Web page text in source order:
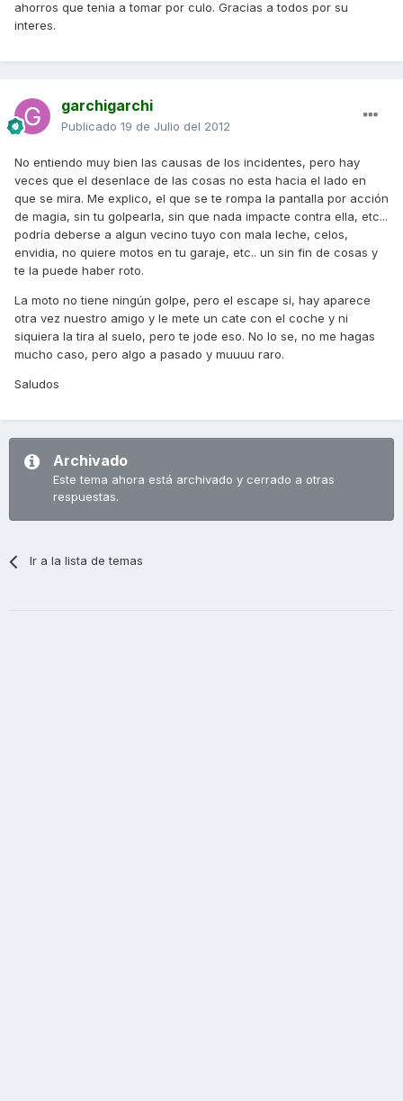
ahorros que tenia a tomar por culo. Gracias a todos por su
interes.
garchigarchi
Publicado 19 de Julio del 2012
No entiendo muy bien las causas de los incidentes, pero hay
veces que el desenlace de las cosas no esta hacia el lado en
que se mira. Me explico, el que se te rompa la pantalla por acción
de magia, sin tu golpearla, sin que nada impacte contra ella, etc...
podría deberse a algun vecino tuyo con mala leche, celos,
envidia, no quiere motos en tu garaje, etc.. un sin fin de cosas y
te la puede haber roto.
La moto no tiene ningún golpe, pero el escape si, hay aparece
otra vez nuestro amigo y le mete un cate con el coche y ni
siquiera la tira al suelo, pero te jode eso. No lo se, no me hagas
mucho caso, pero algo a pasado y muuuu raro.
Saludos
Archivado
Este tema ahora está archivado y cerrado a otras
respuestas.
Ir a la lista de temas